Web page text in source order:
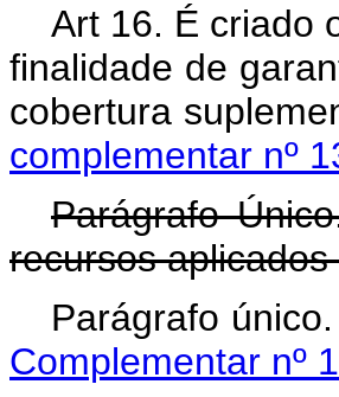
Art 16. É criado
finalidade de
cobertura
complementar nº
Parágrafo
recursos
Parágrafo único.
Complementar nº